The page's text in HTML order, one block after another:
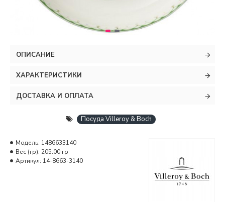
ОПИСАНИЕ
ХАРАКТЕРИСТИКИ
ДОСТАВКА И ОПЛАТА
Посуда Villeroy & Boch
Модель: 1486633140
Вес (гр): 205.00 гр
Артикул: 14-8663-3140